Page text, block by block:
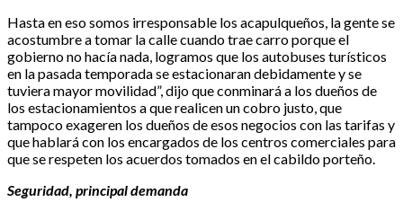
Hasta en eso somos irresponsable los acapulqueños, la gente se
acostumbre a tomar la calle cuando trae carro porque el
gobierno no hacía nada, logramos que los autobuses turísticos
en la pasada temporada se estacionaran debidamente y se
tuviera mayor movilidad”, dijo que conminará a los dueños de
los estacionamientos a que realicen un cobro justo, que
tampoco exageren los dueños de esos negocios con las tarifas y
que hablará con los encargados de los centros comerciales para
que se respeten los acuerdos tomados en el cabildo porteño.
Seguridad, principal demanda